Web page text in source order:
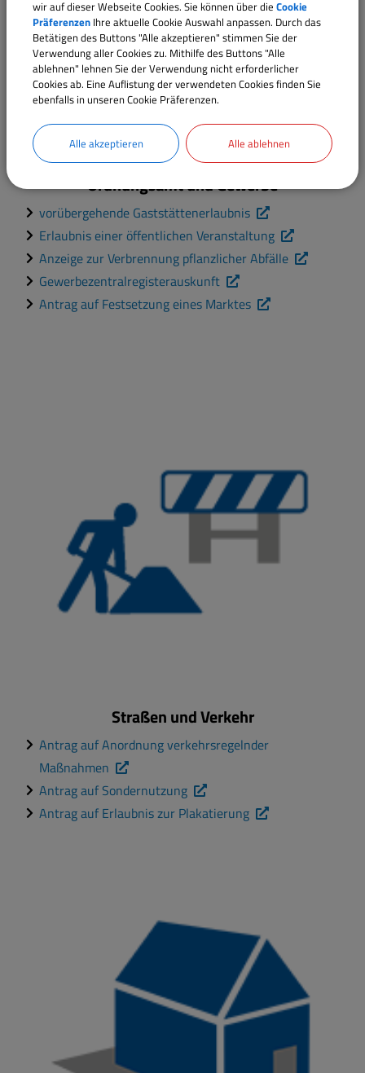
Ordnungsamt und Gewerbe
vorübergehende Gaststättenerlaubnis
Erlaubnis einer öffentlichen Veranstaltung
Anzeige zur Verbrennung pflanzlicher Abfälle
Gewerbezentralregisterauskunft
Antrag auf Festsetzung eines Marktes
Straßen und Verkehr
Antrag auf Anordnung verkehrsregelnder
Maßnahmen
Antrag auf Sondernutzung
Antrag auf Erlaubnis zur Plakatierung
wir auf dieser Webseite Cookies. Sie können über die Cookie
Präferenzen Ihre aktuelle Cookie Auswahl anpassen. Durch das
Betätigen des Buttons "Alle akzeptieren" stimmen Sie der
Verwendung aller Cookies zu. Mithilfe des Buttons "Alle
ablehnen" lehnen Sie der Verwendung nicht erforderlicher
Cookies ab. Eine Auflistung der verwendeten Cookies finden Sie
ebenfalls in unseren Cookie Präferenzen.
Alle akzeptieren Alle ablehnen